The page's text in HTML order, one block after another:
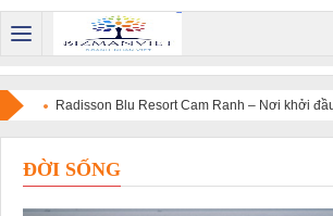
Radisson Blu Resort Cam Ranh – Nơi khởi
đám cưới trong mơ giữa vẻ đẹp của biển Việt
ĐỜI SỐNG